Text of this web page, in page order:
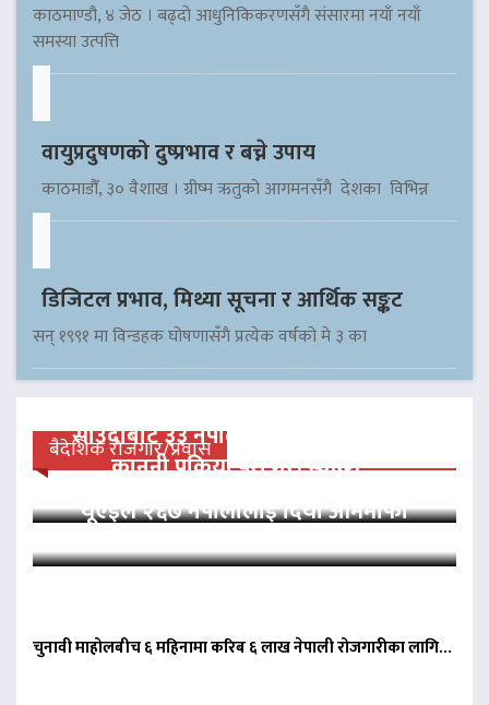
काठमाण्डौ, ४ जेठ । बढ्दो आधुनिकिकरणसँगै संसारमा नयाँ नयाँ
समस्या उत्पत्ति
वायुप्रदुषणको दुष्प्रभाव र बच्ने उपाय
काठमाडौँ, ३० वैशाख । ग्रीष्म ऋतुको आगमनसँगै देशका विभिन्न
डिजिटल प्रभाव, मिथ्या सूचना र आर्थिक सङ्कट
सन् १९९१ मा विन्डहक घोषणासँगै प्रत्येक वर्षको मे ३ का
बैदेशिक रोजगार/प्रवास
साउदीबाट ३३ नेपाली कैदीलाई आममाफी,
कानुनी प्रक्रिया पूरा गरी स्वदेश…
यूएईले २६७ नेपालीलाई दियो आममाफी
चुनावी माहोलबीच ६ महिनामा करिब ६ लाख नेपाली रोजगारीका लागि…